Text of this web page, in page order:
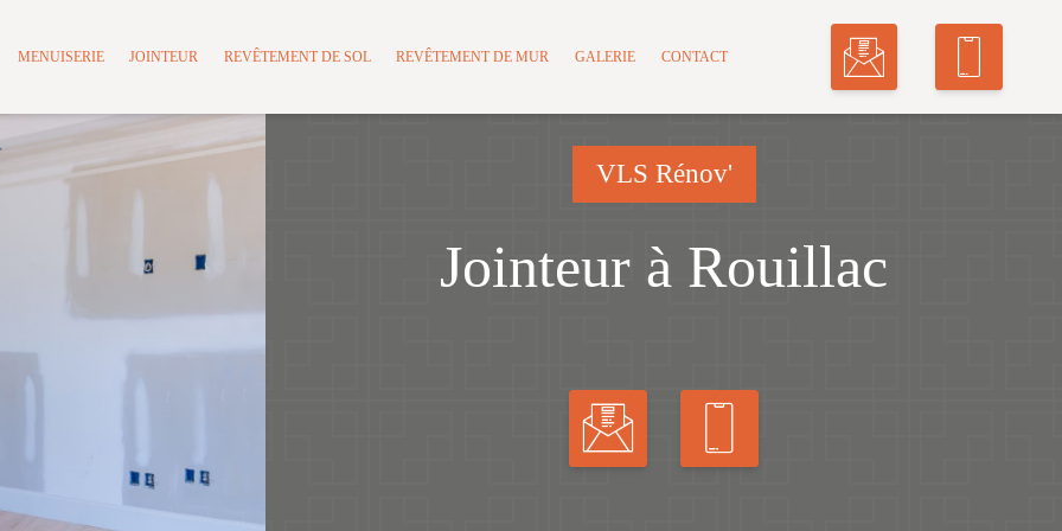
MENUISERIE JOINTEUR REVÊTEMENT DE SOL REVÊTEMENT DE MUR GALERIE CONTACT
VLS Rénov'
Jointeur à Rouillac